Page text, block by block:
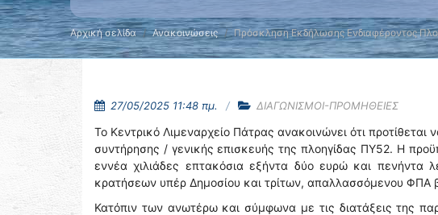
Αρχική σελίδα Ανακοινώσεις Πρόσκληση Εκδήλωσης Ενδιαφέροντος
27/05/2025 11:48 πμ. ΔΙΑΓΩΝΙΣΜΟΙ-ΠΡΟΜΗΘΕΙΕΣ
Το Κεντρικό Λιμεναρχείο Πάτρας ανακοινώνει ότι
συντήρησης / γενικής επισκευής της πλοηγίδας ΠΥ52. Η
εννέα χιλιάδες επτακόσια εξήντα δύο ευρώ και
κρατήσεων υπέρ Δημοσίου και τρίτων, απαλλασσόμενου ΦΠΑ
Κατόπιν των ανωτέρω και σύμφωνα με τις διατάξεις της